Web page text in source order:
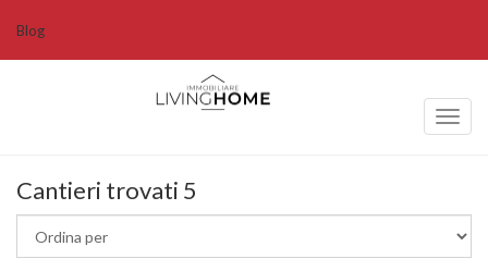
Blog
Cantieri trovati 5